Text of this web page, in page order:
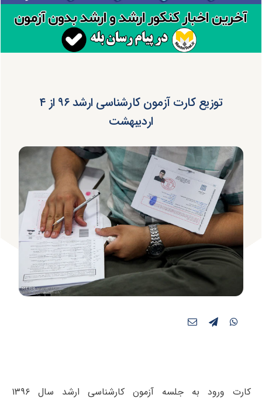
توزیع کارت آزمون کارشناسی ارشد ۹۶ از ۴
اردیبهشت
کارت ورود به جلسه آزمون کارشناسی ارشد سال ۱۳۹۶